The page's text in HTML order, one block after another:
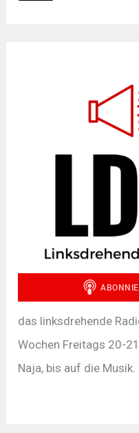
das linksdrehende
Wochen Freitags 20-
Naja, bis auf die Musik.